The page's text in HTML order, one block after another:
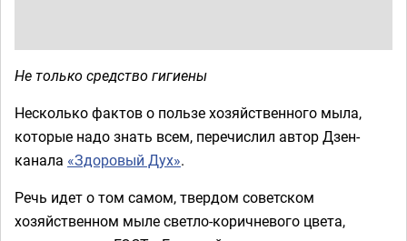
Не только средство гигиены
Несколько фактов о пользе хозяйственного мыла,
которые надо знать всем, перечислил автор Дзен-
канала «Здоровый Дух».
Речь идет о том самом, твердом советском
хозяйственном мыле светло-коричневого цвета,